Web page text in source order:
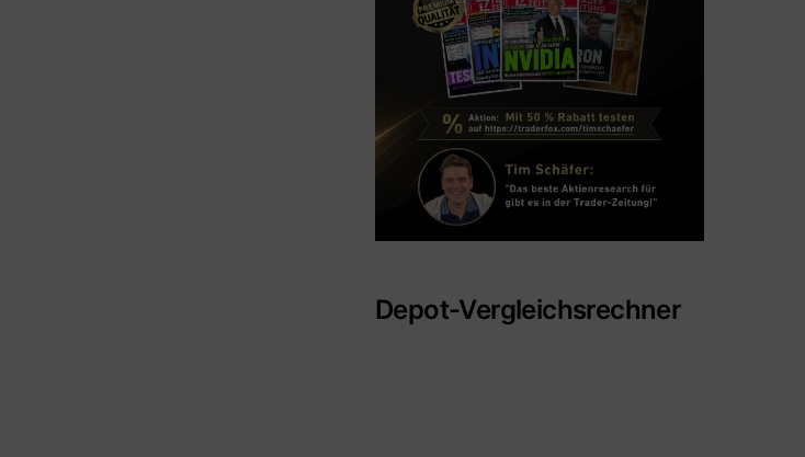
Depot-Vergleichsrechner